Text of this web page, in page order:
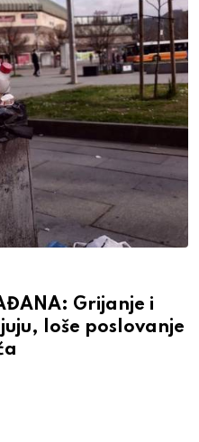
Grijanje i
loše poslovanje